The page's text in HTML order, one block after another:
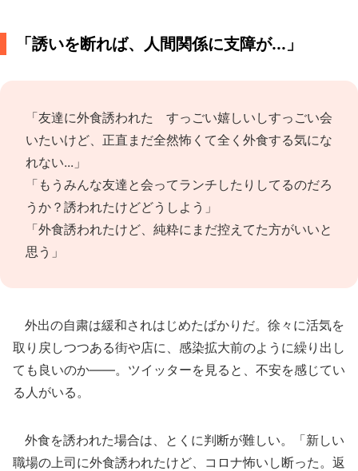
「誘いを断れば、人間関係に支障が...」
「友達に外食誘われた すっごい嬉しいしすっごい会
いたいけど、正直まだ全然怖くて全く外食する気にな
れない...」
「もうみんな友達と会ってランチしたりしてるのだろ
うか？誘われたけどどうしよう」
「外食誘われたけど、純粋にまだ控えてた方がいいと
思う」
外出の自粛は緩和されはじめたばかりだ。徐々に活気を
取り戻しつつある街や店に、感染拡大前のように繰り出し
ても良いのか――。ツイッターを見ると、不安を感じてい
る人がいる。
外食を誘われた場合は、とくに判断が難しい。「新しい
職場の上司に外食誘われたけど、コロナ怖いし断った。返